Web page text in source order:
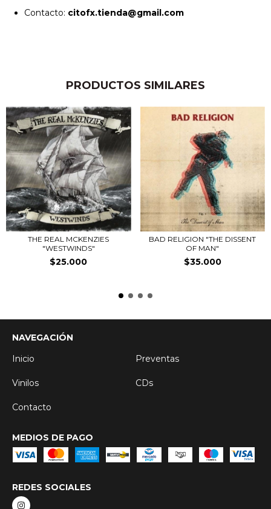
Contacto: citofx.tienda@gmail.com
PRODUCTOS SIMILARES
THE REAL MCKENZIES
"WESTWINDS"
$25.000
BAD RELIGION "THE DISSENT
OF MAN"
$35.000
NAVEGACIÓN
Inicio
Preventas
Vinilos CDs
Contacto
MEDIOS DE PAGO
REDES SOCIALES